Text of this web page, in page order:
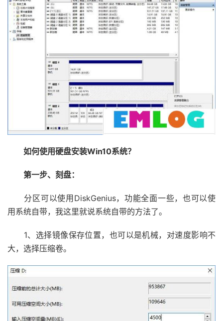
如何使用硬盘安装Win10系统？
第一步、刻盘：
分区可以使用DiskGenius，功能全面一些，也可以使
用系统自带，我这里就说系统自带的方法了。
1、选择镜像保存位置，也可以是机械，对速度影响不
大，选择压缩卷。